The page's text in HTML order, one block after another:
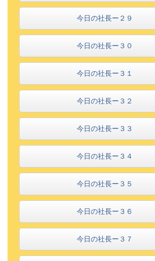
今日の社長ー２９
今日の社長ー３０
今日の社長ー３１
今日の社長ー３２
今日の社長ー３３
今日の社長ー３４
今日の社長ー３５
今日の社長ー３６
今日の社長ー３７